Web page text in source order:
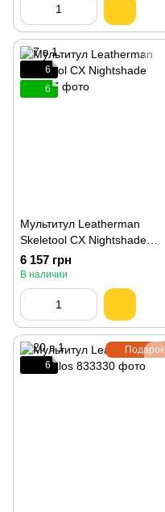
6
6
Мультитул Leatherman
Skeletool CX Nightshade
833127
6 157 грн
В наличии
Подарок
6